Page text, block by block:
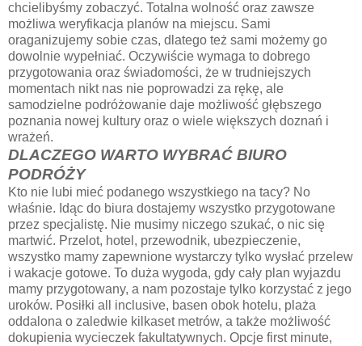
chcielibyśmy zobaczyć. Totalna wolność oraz zawsze
możliwa weryfikacja planów na miejscu. Sami
oraganizujemy sobie czas, dlatego też sami możemy go
dowolnie wypełniać. Oczywiście wymaga to dobrego
przygotowania oraz świadomości, że w trudniejszych
momentach nikt nas nie poprowadzi za rękę, ale
samodzielne podróżowanie daje możliwość głębszego
poznania nowej kultury oraz o wiele większych doznań i
wrażeń.
DLACZEGO WARTO WYBRAĆ BIURO
PODRÓŻY
Kto nie lubi mieć podanego wszystkiego na tacy? No
właśnie. Idąc do biura dostajemy wszystko przygotowane
przez specjalistę. Nie musimy niczego szukać, o nic się
martwić. Przelot, hotel, przewodnik, ubezpieczenie,
wszystko mamy zapewnione wystarczy tylko wysłać przelew
i wakacje gotowe. To duża wygoda, gdy cały plan wyjazdu
mamy przygotowany, a nam pozostaje tylko korzystać z jego
uroków. Posiłki all inclusive, basen obok hotelu, plaża
oddalona o zaledwie kilkaset metrów, a także możliwość
dokupienia wycieczek fakultatywnych. Opcje first minute,